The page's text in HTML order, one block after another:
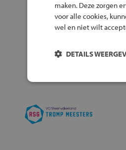
maken. Deze zorgen
voor alle cookies,
wel en niet wilt
DETAILS